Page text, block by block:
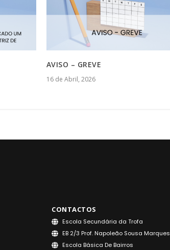
AVISO – GREVE
16 de Abril, 2026
CONTACTOS
Escola Secundária da Trofa
EB 2/3 Prof. Napoleão Sousa Marques
Escola Básica De Bairros